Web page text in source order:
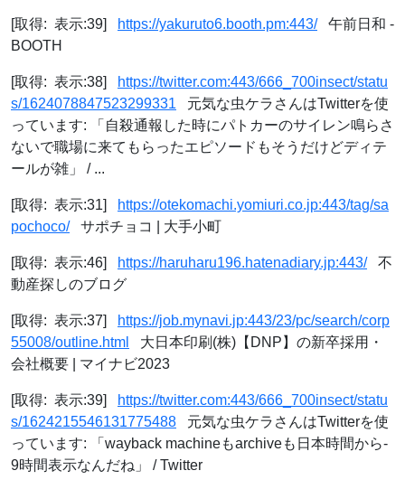
[取得: 表示:39] https://yakuruto6.booth.pm:443/午前日和 -
BOOTH
[取得: 表示:38]
https://twitter.com:443/666_700insect/statu
s/1624078847523299331 元気な虫ケラさんはTwitterを使
っています: 「自殺通報した時にパトカーのサイレン鳴らさ
ないで職場に来てもらったエピソードもそうだけどディテ
ールが雑」 / ...
[取得: 表示:31]
https://otekomachi.yomiuri.co.jp:443/tag/sa
pochoco/サポチョコ | 大手小町
[取得: 表示:46] https://haruharu196.hatenadiary.jp:443/不
動産探しのブログ
[取得: 表示:37]
https://job.mynavi.jp:443/23/pc/search/corp
55008/outline.html
大日本印刷(株)【DNP】の新卒採用・
会社概要 | マイナビ2023
[取得: 表示:39]
https://twitter.com:443/666_700insect/statu
s/1624215546131775488 元気な虫ケラさんはTwitterを使
っています: 「wayback machineもarchiveも日本時間から-
9時間表示なんだね」 / Twitter